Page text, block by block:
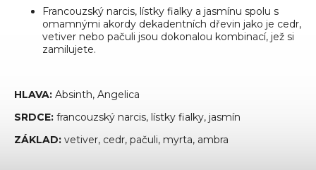
Francouzský narcis, lístky fialky a jasmínu spolu s
omamnými akordy dekadentních dřevin jako je cedr,
vetiver nebo pačuli jsou dokonalou kombinací, jež si
zamilujete.
HLAVA: Absinth, Angelica
SRDCE: francouzský narcis, lístky fialky, jasmín
ZÁKLAD: vetiver, cedr, pačuli, myrta, ambra